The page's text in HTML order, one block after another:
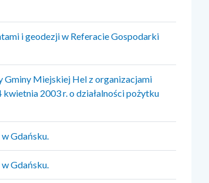
i geodezji w Referacie Gospodarki
Gminy Miejskiej Hel z organizacjami
2003 r. o działalności pożytku
Gdańsku.
Gdańsku.